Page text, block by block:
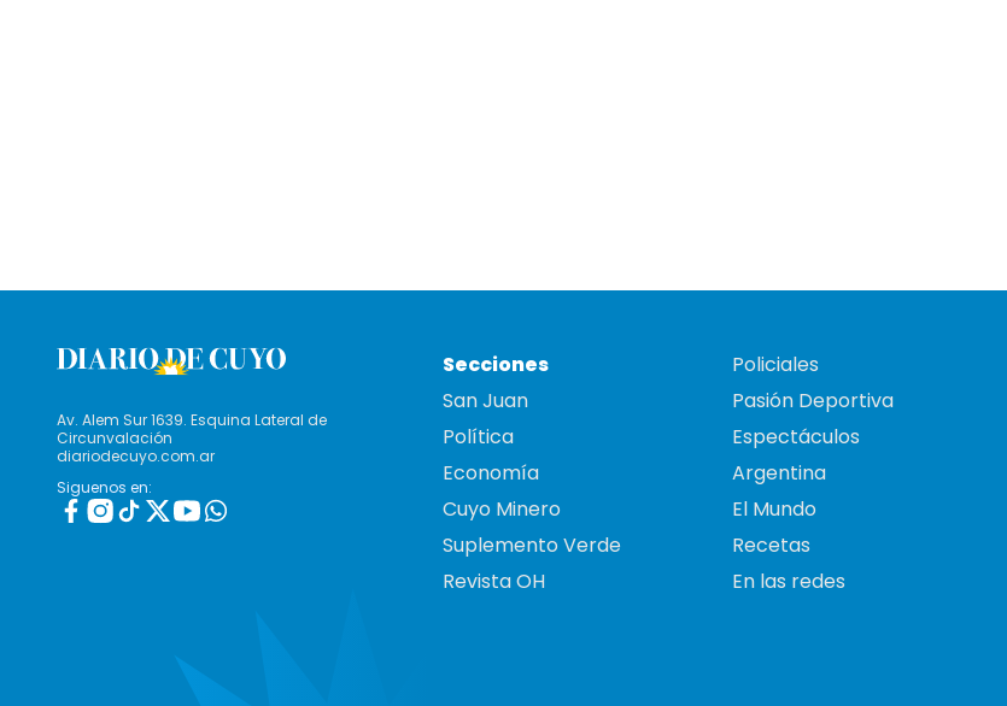
Av. Alem Sur 1639. Esquina Lateral de
Circunvalación
diariodecuyo.com.ar
Siguenos en:
Secciones
San Juan
Política
Economía
Cuyo Minero
Suplemento Verde
Revista OH
Policiales
Pasión Deportiva
Espectáculos
Argentina
El Mundo
Recetas
En las redes